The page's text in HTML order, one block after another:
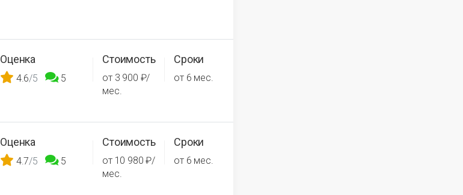
Оценка
4.6/5 5
Стоимость
от 3 900 ₽/
мес.
Сроки
от 6 мес.
Оценка
4.7/5 5
Стоимость
от 10 980 ₽/
мес.
Сроки
от 6 мес.